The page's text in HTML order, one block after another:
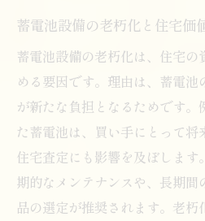
蓄電池設備の老朽化と住宅価
蓄電池設備の老朽化は、住宅
める要因です。理由は、蓄電池
が新たな負担となるためです
た蓄電池は、買い手にとって将
住宅査定にも影響を及ぼしま
期的なメンテナンスや、長期
品の選定が推奨されます。老